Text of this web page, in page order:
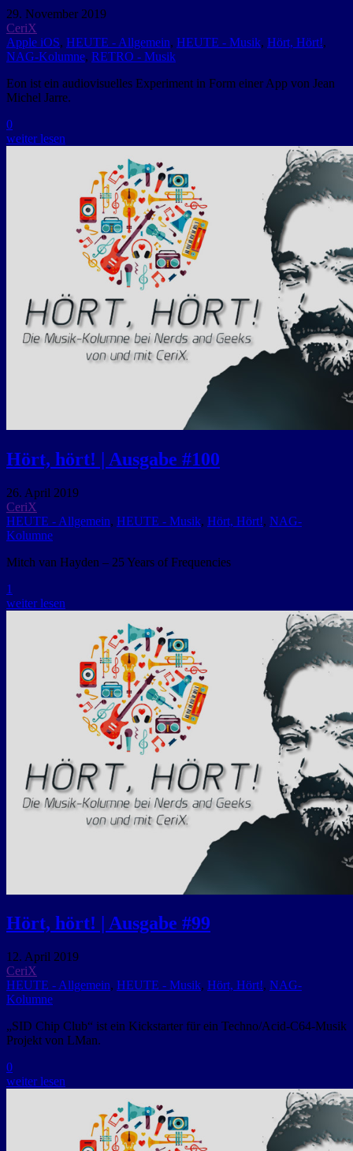
29. November 2019
CeriX
Apple iOS, HEUTE - Allgemein, HEUTE - Musik, Hört, Hört!,
NAG-Kolumne, RETRO - Musik
Eon ist ein audiovisuelles Experiment in Form einer App von Jean
Michel Jarre.
0
weiter lesen
Hört, hört! | Ausgabe #100
26. April 2019
CeriX
HEUTE - Allgemein, HEUTE - Musik, Hört, Hört!, NAG-
Kolumne
Mitch van Hayden – 25 Years of Frequencies
1
weiter lesen
Hört, hört! | Ausgabe #99
12. April 2019
CeriX
HEUTE - Allgemein, HEUTE - Musik, Hört, Hört!, NAG-
Kolumne
„SID Chip Club“ ist ein Kickstarter für ein Techno/Acid-C64-Musik
Projekt von LMan.
0
weiter lesen